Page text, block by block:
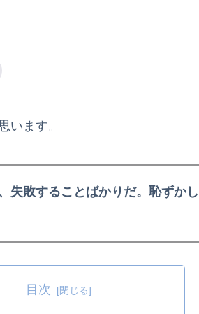
います。
失敗することばかりだ。恥ずか
目次